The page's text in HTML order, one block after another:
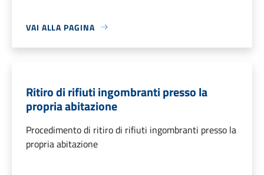
VAI ALLA PAGINA
Ritiro di rifiuti ingombranti presso la
propria abitazione
Procedimento di ritiro di rifiuti ingombranti presso la
propria abitazione